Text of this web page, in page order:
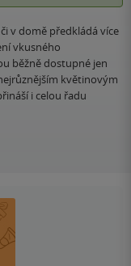
v domě předkládá více
vkusného
běžně dostupné jen
květinovým
i celou řadu